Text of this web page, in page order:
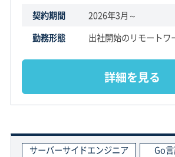
契約期間
2026年3月～
勤務形態
出社開始のリモートワ
詳細を見る
サーバーサイドエンジニア
Go